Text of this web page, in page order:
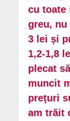
cu toate
greu, nu
3 lei și
1,2-1,8
plecat
muncit
prețuri
am trăit